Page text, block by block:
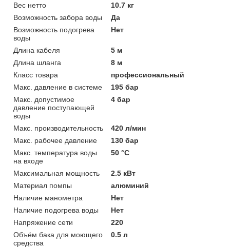
Вес нетто
10.7 кг
Возможность забора воды
Да
Возможность подогрева
воды
Нет
Длина кабеля
5 м
Длина шланга
8 м
Класс товара
профессиональный
Макс. давление в системе
195 бар
Макс. допустимое
давление поступающей
воды
4 бар
Макс. производительность
420 л/мин
Макс. рабочее давление
130 бар
Макс. температура воды
на входе
50 °C
Максимальная мощность
2.5 кВт
Материал помпы
алюминий
Наличие манометра
Нет
Наличие подогрева воды
Нет
Напряжение сети
220
Объём бака для моющего
средства
0.5 л